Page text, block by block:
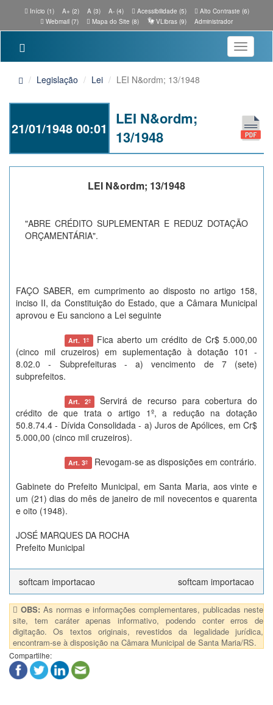
Início (1) A+ (2) A (3) A- (4) Acessibilidade (5)
Alto Contraste (6)
Webmail (7)
Mapa do Site (8) VLibras (9) Administrador
Toggle
Legislação Lei LEI N&ordm; 13/1948
21/01/1948 00:01
LEI N&ordm;
13/1948
LEI N&ordm; 13/1948
"ABRE CRÉDITO SUPLEMENTAR E REDUZ DOTAÇÃO
ORÇAMENTÁRIA".
FAÇO SABER, em cumprimento ao disposto no artigo 158,
inciso II, da Constituição do Estado, que a Câmara Municipal
aprovou e Eu sanciono a Lei seguinte
Art. 1º Fica aberto um crédito de Cr$ 5.000,00
(cinco mil cruzeiros) em suplementação à dotação 101 -
8.02.0 - Subprefeituras - a) vencimento de 7 (sete)
subprefeitos.
Art. 2º
Servirá de recurso para cobertura do
crédito de que trata o artigo 1º, a redução na dotação
50.8.74.4 - Dívida Consolidada - a) Juros de Apólices, em Cr$
5.000,00 (cinco mil cruzeiros).
Art. 3º Revogam-se as disposições em contrário.
Gabinete do Prefeito Municipal, em Santa Maria, aos vinte e
um (21) dias do mês de janeiro de mil novecentos e quarenta
e oito (1948).
JOSÉ MARQUES DA ROCHA
Prefeito Municipal
softcam importacao softcam importacao
OBS: As normas e informações complementares, publicadas neste
site, tem caráter apenas informativo, podendo conter erros de
digitação. Os textos originais, revestidos da legalidade jurídica,
encontram-se à disposição na Câmara Municipal de Santa Maria/RS.
Compartilhe: